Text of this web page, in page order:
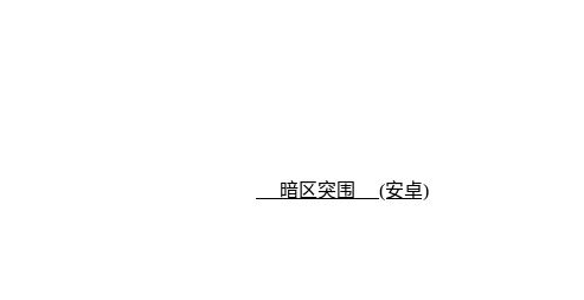
暗区突围 (安卓)